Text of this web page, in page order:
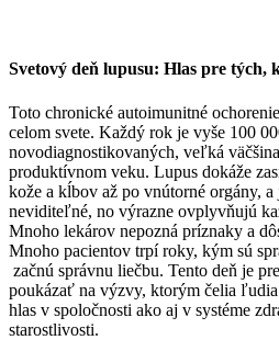
Svetový deň lupusu: Hlas pre tých,
Toto chronické autoimunitné
celom svete. Každý rok je vyše 100
novodiagnostikovaných, veľká
produktívnom veku. Lupus dokáže
kože a kĺbov až po vnútorné orgány,
neviditeľné, no výrazne ovplyvňujú
Mnoho lekárov nepozná príznaky a
Mnoho pacientov trpí roky, kým sú
začnú správnu liečbu. Tento deň je
poukázať na výzvy, ktorým čelia
hlas v spoločnosti ako aj v systéme
starostlivosti.